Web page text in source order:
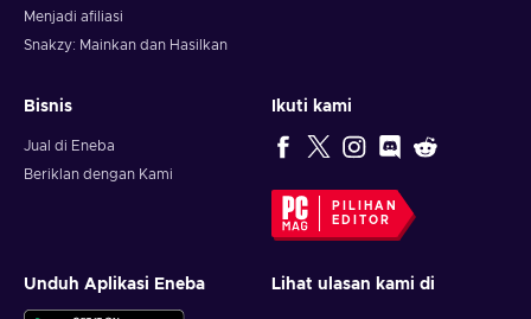
Menjadi afiliasi
Snakzy: Mainkan dan Hasilkan
Bisnis
Jual di Eneba
Beriklan dengan Kami
Ikuti kami
PILIHAN
EDITOR
Unduh Aplikasi Eneba Lihat ulasan kami di